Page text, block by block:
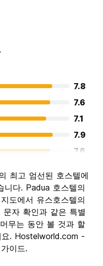
7.8
7.6
7.1
7.9
7.6
8.6
6.7
7.8
최고 엄선된 호스텔에
다. Padua 호스텔의
도에서 유스호스텔의
자 확인과 같은 특별
무는 동안 볼 것과 할
. Hostelworld.com -
이드.